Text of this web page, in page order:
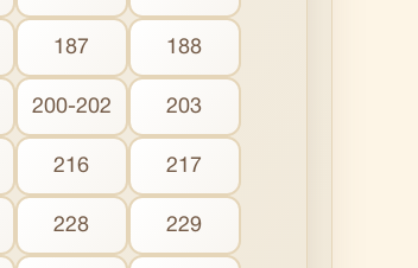
187 188
200-202 203
216 217
228 229